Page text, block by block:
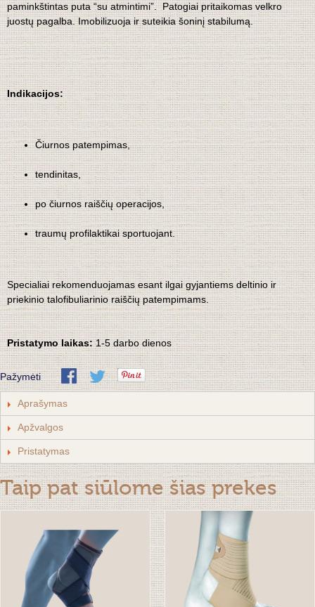
paminkštintas puta “su atmintimi”. Patogiai pritaikomas velkro
juostų pagalba. Imobilizuoja ir suteikia šoninį stabilumą.
Indikacijos:
Čiurnos patempimas,
tendinitas,
po čiurnos raiščių operacijos,
traumų profilaktikai sportuojant.
Specialiai rekomenduojamas esant ilgai gyjantiems deltinio ir
priekinio talofibuliarinio raiščių patempimams.
Pristatymo laikas:1-5 darbo dienos
Pažymėti
Aprašymas
Apžvalgos
Pristatymas
Taip pat siūlome šias prekes